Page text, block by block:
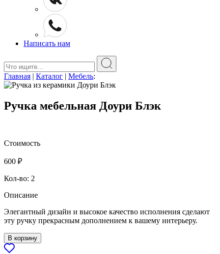
Написать нам
Главная | Каталог | Мебель:
Ручка мебельная Доури Блэк
Стоимость
600 ₽
Кол-во: 2
Описание
Элегантный дизайн и высокое качество исполнения сделают
эту ручку прекрасным дополнением к вашему интерьеру.
В корзину